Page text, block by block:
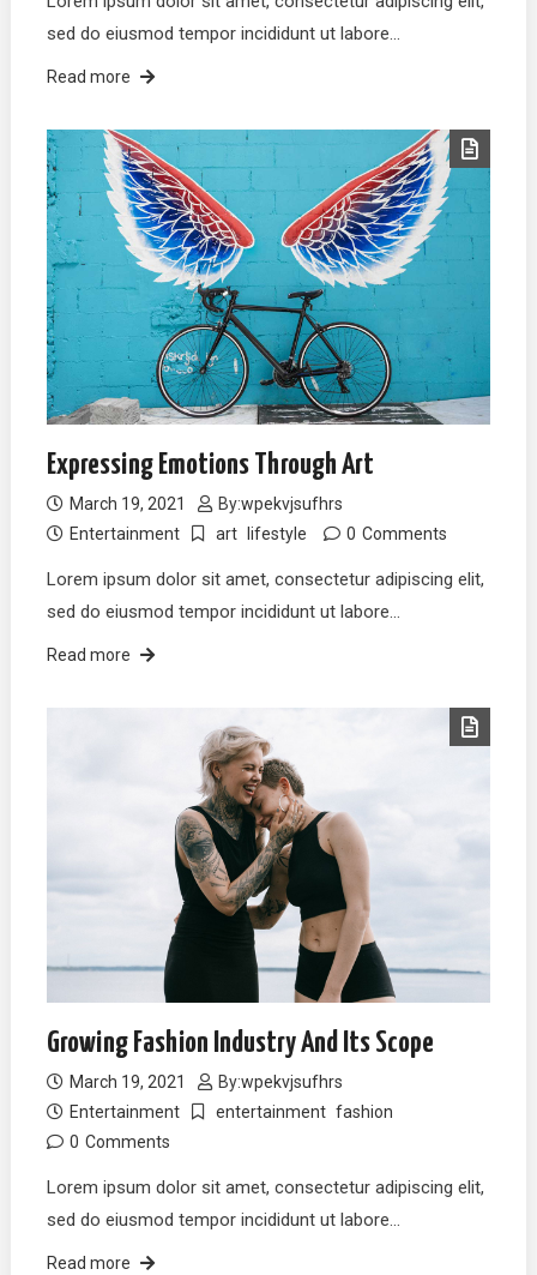
sed do eiusmod tempor incididunt ut labore…
Read more
Expressing Emotions Through Art
March 19, 2021 By:wpekvjsufhrs
Entertainment
art lifestyle 0 Comments
Lorem ipsum dolor sit amet, consectetur adipiscing elit,
sed do eiusmod tempor incididunt ut labore…
Read more
Growing Fashion Industry And Its Scope
March 19, 2021 By:wpekvjsufhrs
Entertainment
entertainment fashion
0 Comments
Lorem ipsum dolor sit amet, consectetur adipiscing elit,
sed do eiusmod tempor incididunt ut labore…
Read more